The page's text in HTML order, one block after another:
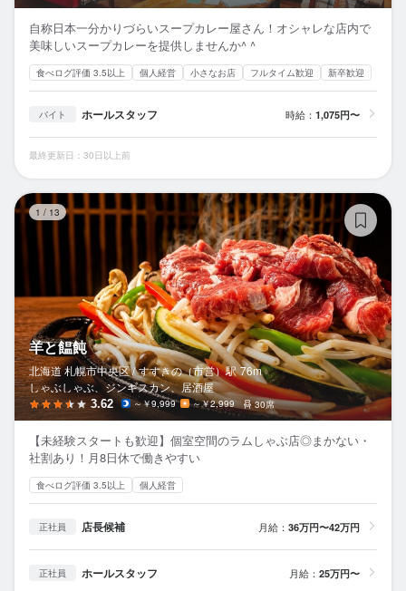
自称日本一分かりづらいスープカレー屋さん！オシャレな店内で
美味しいスープカレーを提供しませんか^ ^
食べログ評価 3.5以上 個人経営 小さなお店 フルタイム歓迎 新卒歓迎
バイト ホールスタッフ 時給： 1,075円〜
最終更新日：30日以上前
1 / 13
羊と饂飩
北海道 札幌市中央区 / すすきの（市営）駅 76m
しゃぶしゃぶ、ジンギスカン、居酒屋
3.62 ～￥9,999 ～￥2,999 30席
【未経験スタートも歓迎】個室空間のラムしゃぶ店◎まかない・
社割あり！月8日休で働きやすい
食べログ評価 3.5以上 個人経営
正社員 店長候補 月給： 36万円〜42万円
正社員 ホールスタッフ 月給： 25万円〜